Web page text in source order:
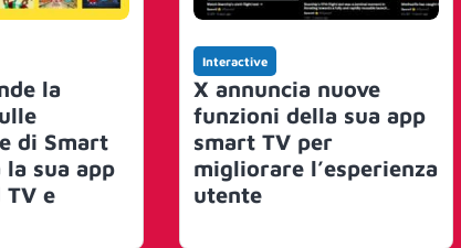
la
di Smart
la sua app
e
Interactive
X annuncia nuove
funzioni della sua app
smart TV per
migliorare l’esperienza
utente